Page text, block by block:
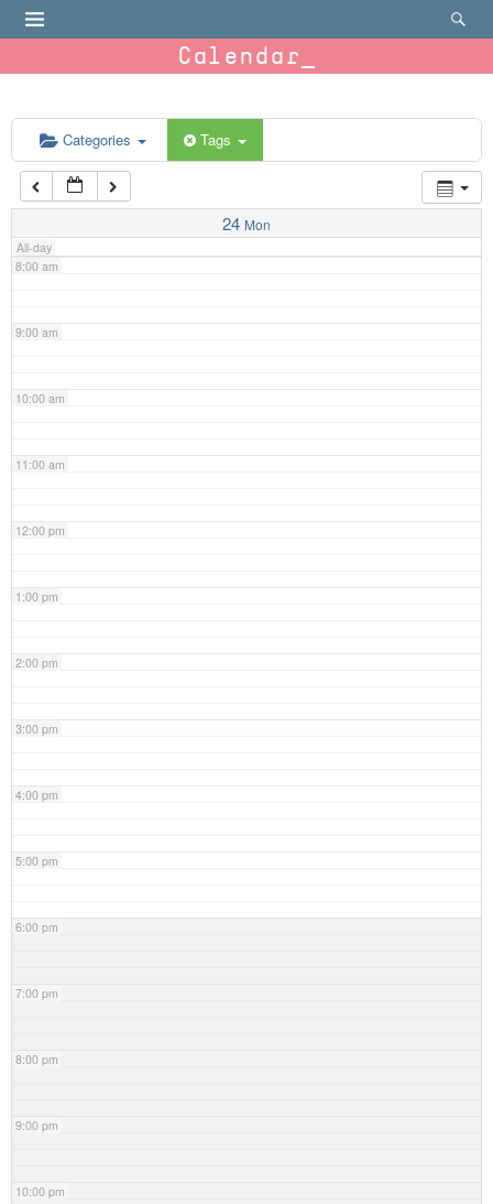
Calendar
Categories Tags
24 Mon
All-day
6:00 am
7:00 am
8:00 am
9:00 am
10:00 am
11:00 am
12:00 pm
1:00 pm
2:00 pm
3:00 pm
4:00 pm
5:00 pm
6:00 pm
7:00 pm
8:00 pm
9:00 pm
10:00 pm